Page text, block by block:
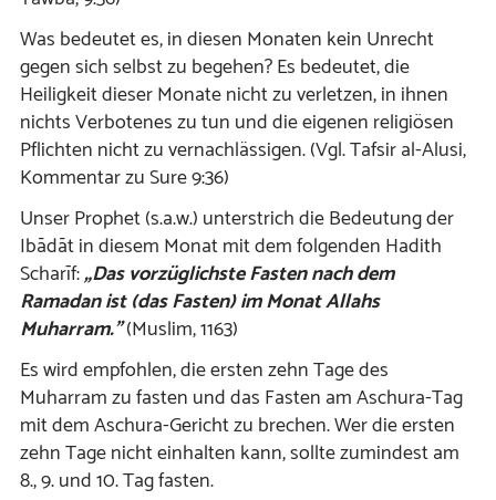
Was bedeutet es, in diesen Monaten kein Unrecht
gegen sich selbst zu begehen? Es bedeutet, die
Heiligkeit dieser Monate nicht zu verletzen, in ihnen
nichts Verbotenes zu tun und die eigenen religiösen
Pflichten nicht zu vernachlässigen. (Vgl. Tafsir al-Alusi,
Kommentar zu Sure 9:36)
Unser Prophet (s.a.w.) unterstrich die Bedeutung der
Ibādāt in diesem Monat mit dem folgenden Hadith
Scharīf:„Das vorzüglichste Fasten nach dem
Ramadan ist (das Fasten) im Monat Allahs
Muharram.”(Muslim, 1163)
Es wird empfohlen, die ersten zehn Tage des
Muharram zu fasten und das Fasten am Aschura-Tag
mit dem Aschura-Gericht zu brechen. Wer die ersten
zehn Tage nicht einhalten kann, sollte zumindest am
8., 9. und 10. Tag fasten.